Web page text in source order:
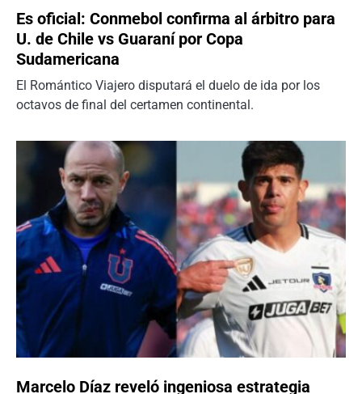
Es oficial: Conmebol confirma al árbitro para
U. de Chile vs Guaraní por Copa
Sudamericana
El Romántico Viajero disputará el duelo de ida por los
octavos de final del certamen continental.
Marcelo Díaz reveló ingeniosa estrategia